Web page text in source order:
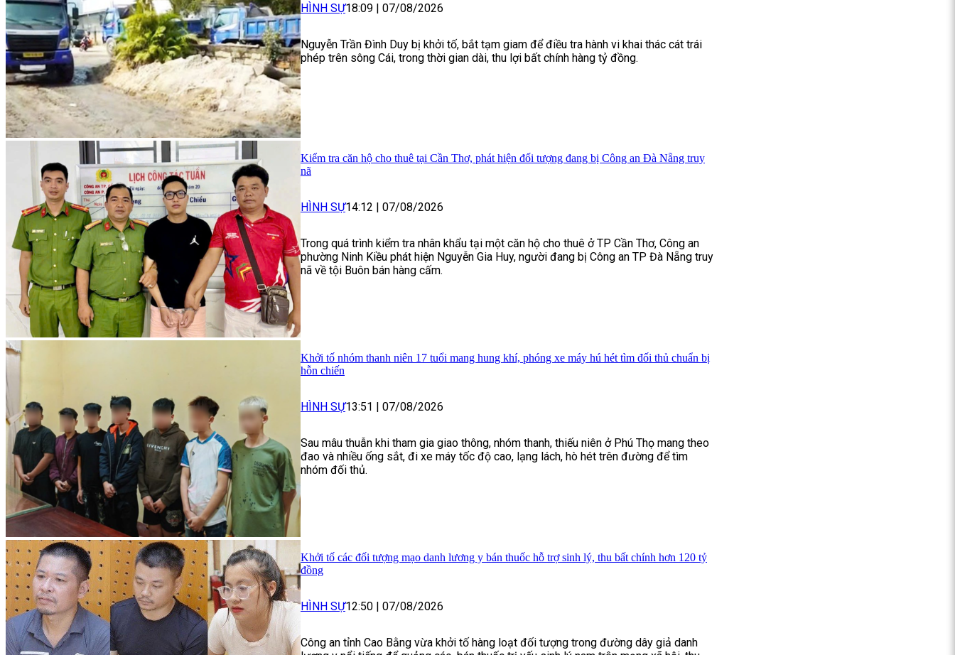
HÌNH SỰ18:09 | 07/08/2026
Nguyễn Trần Đình Duy bị khởi tố, bắt tạm giam để điều tra hành vi khai thác cát trái
phép trên sông Cái, trong thời gian dài, thu lợi bất chính hàng tỷ đồng.
Kiểm tra căn hộ cho thuê tại Cần Thơ, phát hiện đối tượng đang bị Công an Đà Nẵng truy
nã
HÌNH SỰ14:12 07/08/2026
Trong quá trình kiểm tra nhân khẩu tại một căn hộ cho thuê ở TP Cần Thơ, Công an
phường Ninh Kiều phát hiện Nguyễn Gia Huy, người đang bị Công an TP Đà Nẵng truy
nã về tội Buôn bán hàng cấm.
Khởi tố nhóm thanh niên 17 tuổi mang hung khí, phóng xe máy hú hét tìm đối thủ chuẩn bị
hỗn chiến
HÌNH SỰ13:51 | 07/08/2026
Sau mâu thuẫn khi tham gia giao thông, nhóm thanh, thiếu niên ở Phú Thọ mang theo
đao và nhiều ống sắt, đi xe máy tốc độ cao, lạng lách, hò hét trên đường để tìm
nhóm đối thủ.
Khởi tố các đối tượng mạo danh lương y bán thuốc hỗ trợ sinh lý, thu bất chính hơn 120 tỷ
đồng
HÌNH SỰ12:50 | 07/08/2026
Công an tỉnh Cao Bằng vừa khởi tố hàng loạt đối tượng trong đường dây giả danh